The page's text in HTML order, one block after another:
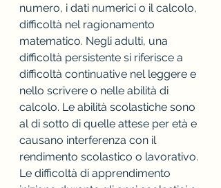
numero, i dati numerici o il calcolo,
difficoltà nel ragionamento
matematico. Negli adulti, una
difficoltà persistente si riferisce a
difficoltà continuative nel leggere e
nello scrivere o nelle abilità di
calcolo. Le abilità scolastiche sono
al di sotto di quelle attese per età e
causano interferenza con il
rendimento scolastico o lavorativo.
Le difficoltà di apprendimento